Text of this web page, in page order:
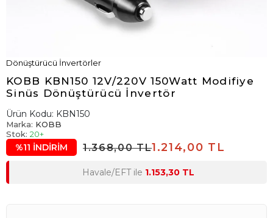
Dönüştürücü İnvertörler
KOBB KBN150 12V/220V 150Watt Modifiye
Sinüs Dönüştürücü İnvertör
Ürün Kodu: KBN150
Marka: KOBB
Stok: 20+
%11 İNDİRİM 1.368,00 TL1.214,00 TL
Havale/EFT ile 1.153,30 TL